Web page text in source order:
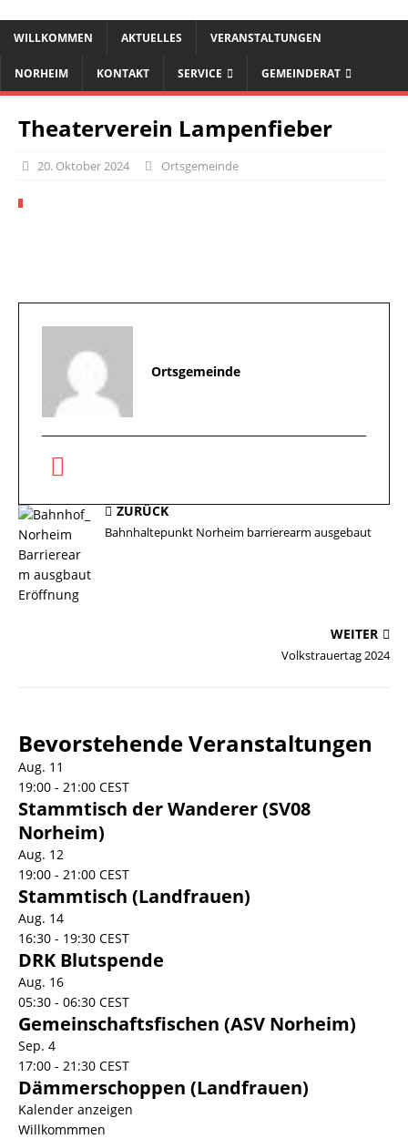
WILLKOMMEN AKTUELLES VERANSTALTUNGEN
NORHEIM KONTAKT SERVICE GEMEINDERAT
Theaterverein Lampenfieber
20. Oktober 2024 Ortsgemeinde
Ortsgemeinde
ZURÜCK
Bahnhaltepunkt Norheim barrierearm ausgebaut
WEITER
Volkstrauertag 2024
Bevorstehende Veranstaltungen
Aug. 11
19:00 - 21:00 CEST
Stammtisch der Wanderer (SV08
Norheim)
Aug. 12
19:00 - 21:00 CEST
Stammtisch (Landfrauen)
Aug. 14
16:30 - 19:30 CEST
DRK Blutspende
Aug. 16
05:30 - 06:30 CEST
Gemeinschaftsfischen (ASV Norheim)
Sep. 4
17:00 - 21:30 CEST
Dämmerschoppen (Landfrauen)
Kalender anzeigen
Willkommmen